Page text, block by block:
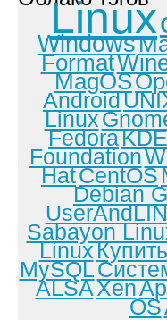
Linux
Windows
Format
MagOS
Android
Linux
FedoraKDE
Foundation
HatCentOS
Debian
Sabayon
LinuxКупить
MySQL
ALSAXen
OS